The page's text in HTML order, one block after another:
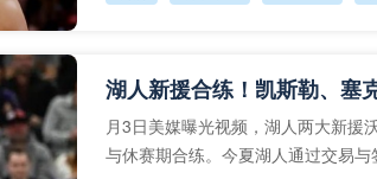
月3日美媒曝光视频，湖人两大新援
与休赛期合练。今夏湖人通过交易与